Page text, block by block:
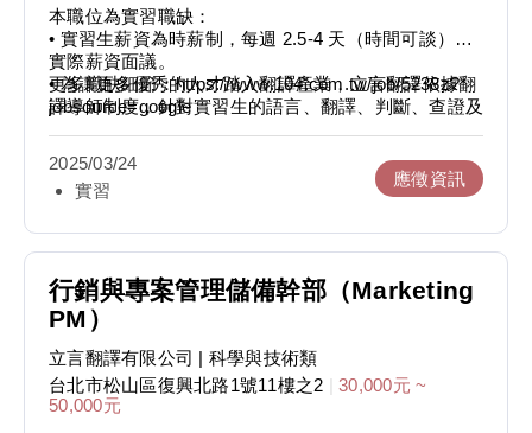
殊要求、依照客戶原文格式做編排、願意對原文提出疑
問或給予註解與更正，並能以服務的態度回答客戶對譯
文的問題。
本職位為實習職缺：
• 實習生薪資為時薪制，每週 2.5-4 天（時間可談），
實際薪資面議。
• 為讓更多優秀的人才踏入翻譯產業，立言翻譯依據翻
譯導師制度，針對實習生的語言、翻譯、判斷、查證及
[翻譯儲備幹部]全職英文譯者兼專案行銷人員
（https://goo.gl/uHjWOv）
• 實習時間：暑假或學期中，暑假為期2個月，每週4天
以上；學期中為期4個月，每週至少2.5天，3天以上為
佳。
• 為讓更多優秀的人才踏入翻譯產業，立言翻譯的「中
英文翻譯實習」一職邀請各校傑出的學生，展現出眾的
語言能力。
更多職缺細節：https://www.104.com.tw/job/5238z?
jobsource=google
2025/03/24
實習
應徵資訊
行銷與專案管理儲備幹部（Marketing
PM）
立言翻譯有限公司 | 科學與技術類
台北市松山區復興北路1號11樓之2
30,000元 ~
50,000元